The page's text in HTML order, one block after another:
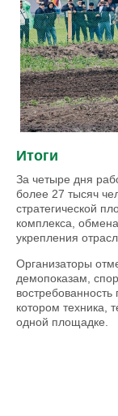
Итоги
За четыре дня
более 27 тысяч
стратегической
комплекса,
укрепления
Организаторы
демопоказам,
котором техника,
одной площадке.